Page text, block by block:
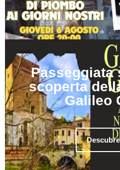
Passeggiata
scoperta
Galileo